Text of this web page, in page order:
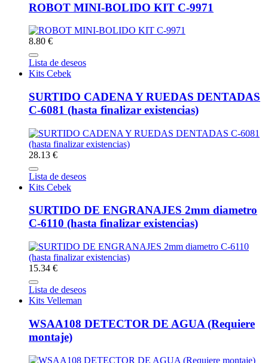
ROBOT MINI-BOLIDO KIT C-9971
8.80 €
Lista de deseos
Kits Cebek
SURTIDO CADENA Y RUEDAS DENTADAS
C-6081 (hasta finalizar existencias)
28.13 €
Lista de deseos
Kits Cebek
SURTIDO DE ENGRANAJES 2mm diametro
C-6110 (hasta finalizar existencias)
15.34 €
Lista de deseos
Kits Velleman
WSAA108 DETECTOR DE AGUA (Requiere
montaje)